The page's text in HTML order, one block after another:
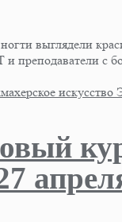
выглядели
с